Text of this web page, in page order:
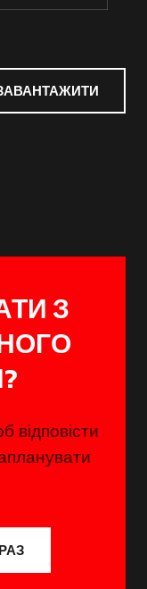
З
відповісти